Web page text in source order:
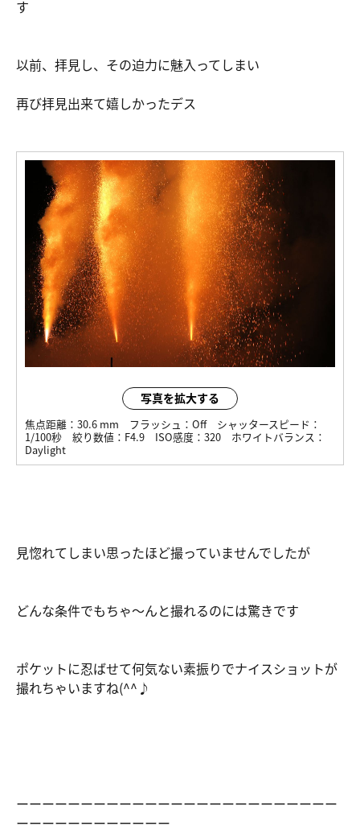
す
以前、拝見し、その迫力に魅入ってしまい
再び拝見出来て嬉しかったデス
写真を拡大する
焦点距離： 30.6 mm フラッシュ： Off
シャッタースピード：
1/100秒
絞り数値： F4.9 ISO感度： 320
ホワイトバランス：
Daylight
見惚れてしまい思ったほど撮っていませんでしたが
どんな条件でもちゃ～んと撮れるのには驚きです
ポケットに忍ばせて何気ない素振りでナイスショットが
撮れちゃいますね(^^♪
ーーーーーーーーーーーーーーーーーーーーーーーーー
ーーーーーーーーーーーー